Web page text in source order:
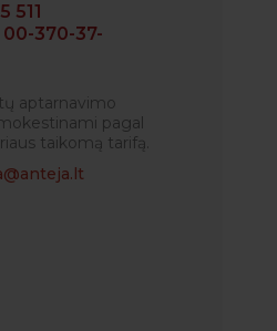
511
00-370-37-
aptarnavimo
pagal
taikomą tarifą.